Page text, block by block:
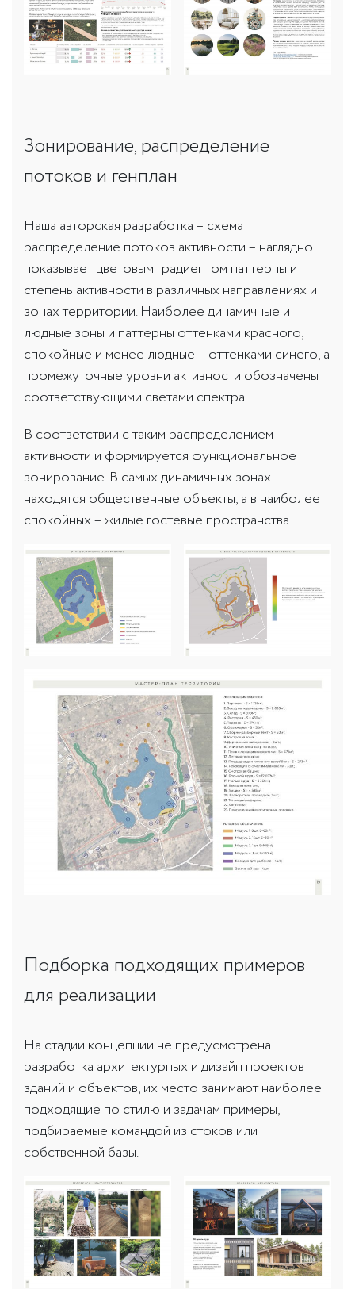
Зонирование, распределение
потоков и генплан
Наша авторская разработка – схема
распределение потоков активности – наглядно
показывает цветовым градиентом паттерны и
степень активности в различных направлениях и
зонах территории. Наиболее динамичные и
людные зоны и паттерны оттенками красного,
спокойные и менее людные – оттенками синего, а
промежуточные уровни активности обозначены
соответствующими светами спектра.
В соответствии с таким распределением
активности и формируется функциональное
зонирование. В самых динамичных зонах
находятся общественные объекты, а в наиболее
спокойных – жилые гостевые пространства.
Подборка подходящих примеров
для реализации
На стадии концепции не предусмотрена
разработка архитектурных и дизайн проектов
зданий и объектов, их место занимают наиболее
подходящие по стилю и задачам примеры,
подбираемые командой из стоков или
собственной базы.